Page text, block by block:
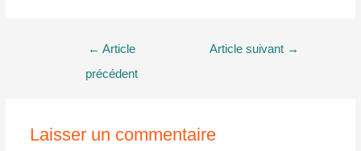
← Article
précédent
Article suivant →
Laisser un commentaire